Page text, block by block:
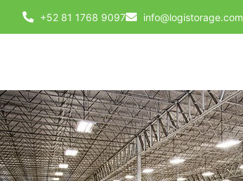
+52 81 1768 9097 info@logistorage.com